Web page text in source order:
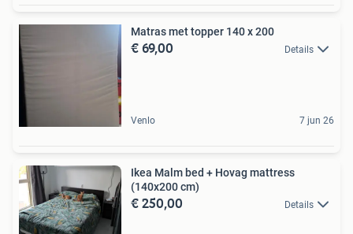
Matras met topper 140 x 200
€ 69,00 Details
Venlo 7 jun 26
Ikea Malm bed + Hovag mattress
(140x200 cm)
€ 250,00 Details